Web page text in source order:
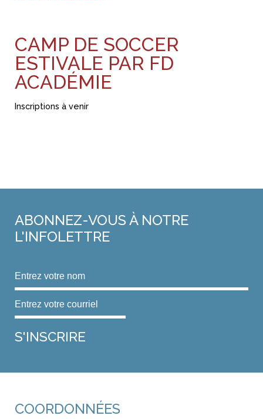
CAMP DE SOCCER
ESTIVALE PAR FD
ACADÉMIE
Inscriptions à venir
ABONNEZ-VOUS À NOTRE
L'INFOLETTRE
COORDONNÉES